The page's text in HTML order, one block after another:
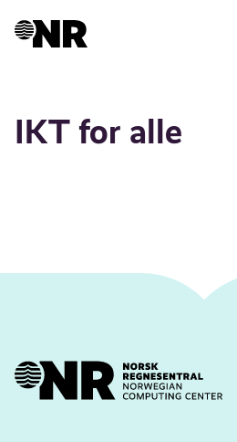
IKT for alle